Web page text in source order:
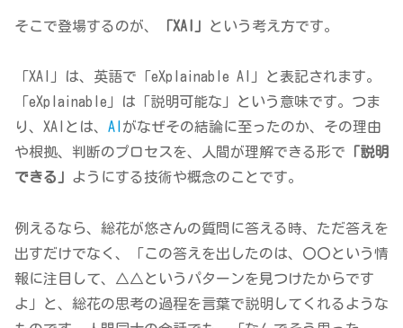
そこで登場するのが、 「XAI」 という考え方です。
「XAI」は、英語で「eXplainable AI」と表記されます。
「eXplainable」は「説明可能な」という意味です。つま
り、XAIとは、 AI がなぜその結論に至ったのか、その理由
や根拠、判断のプロセスを、人間が理解できる形で 「説明
できる」 ようにする技術や概念のことです。
例えるなら、総花が悠さんの質問に答える時、ただ答えを
出すだけでなく、「この答えを出したのは、〇〇という情
報に注目して、△△というパターンを見つけたからです
よ」と、総花の思考の過程を言葉で説明してくれるような